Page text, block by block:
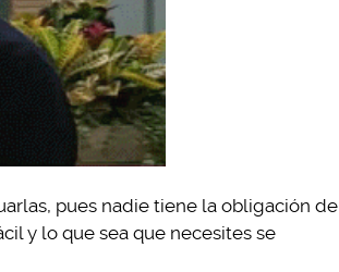
pues nadie tiene la obligación de
y lo que sea que necesites se